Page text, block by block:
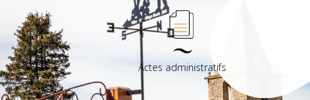
Actes administratifs